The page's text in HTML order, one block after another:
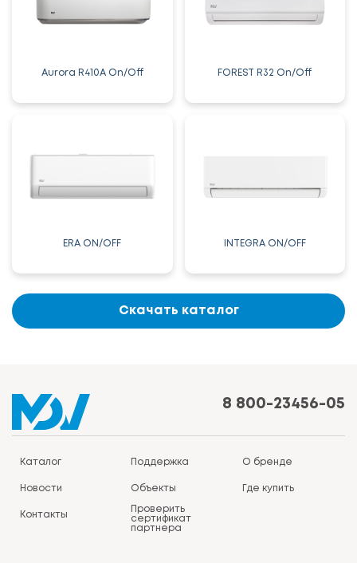
Aurora R410A On/Off FOREST R32 On/Off
ERA ON/OFF INTEGRA ON/OFF
Скачать каталог
8 800-23456-05
Каталог Поддержка О бренде
Новости Объекты Где купить
Контакты
Проверить
сертификат
партнера